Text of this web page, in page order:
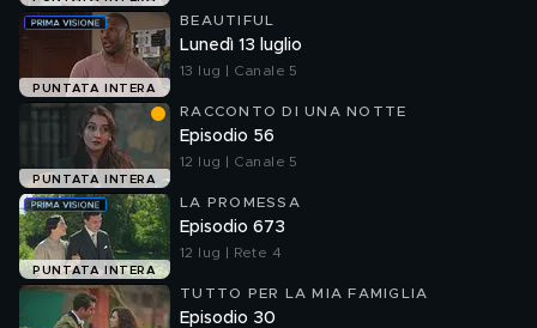
PUNTATA INTERA
BEAUTIFUL
Lunedì 13 luglio
13 lug | Canale 5
PUNTATA INTERA
RACCONTO DI UNA NOTTE
Episodio 56
12 lug | Canale 5
PUNTATA INTERA
LA PROMESSA
Episodio 673
12 lug | Rete 4
TUTTO PER LA MIA FAMIGLIA
Episodio 30